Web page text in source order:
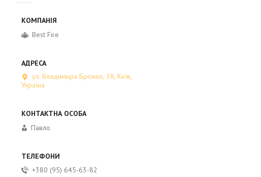
Best Fire
ул. Владимира Брожко, 38, Київ,
Україна
Павло
+380 (95) 645-63-82